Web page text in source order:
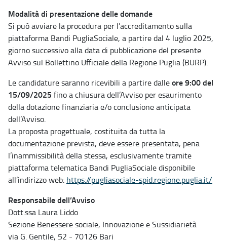
Modalità di presentazione delle domande
Si può avviare la procedura per l’accreditamento sulla
piattaforma Bandi PugliaSociale, a partire dal 4 luglio 2025,
giorno successivo alla data di pubblicazione del presente
Avviso sul Bollettino Ufficiale della Regione Puglia (BURP).
Le candidature saranno ricevibili a partire dalleore 9:00 del
15/09/2025 fino a chiusura dell’Avviso per esaurimento
della dotazione finanziaria e/o conclusione anticipata
dell’Avviso.
La proposta progettuale, costituita da tutta la
documentazione prevista, deve essere presentata, pena
l’inammissibilità della stessa, esclusivamente tramite
piattaforma telematica Bandi PugliaSociale disponibile
all’indirizzo web: https://pugliasociale-spid.regione.puglia.it/
Responsabile dell’Avviso
Dott.ssa Laura Liddo
Sezione Benessere sociale, Innovazione e Sussidiarietà
via G. Gentile, 52 - 70126 Bari